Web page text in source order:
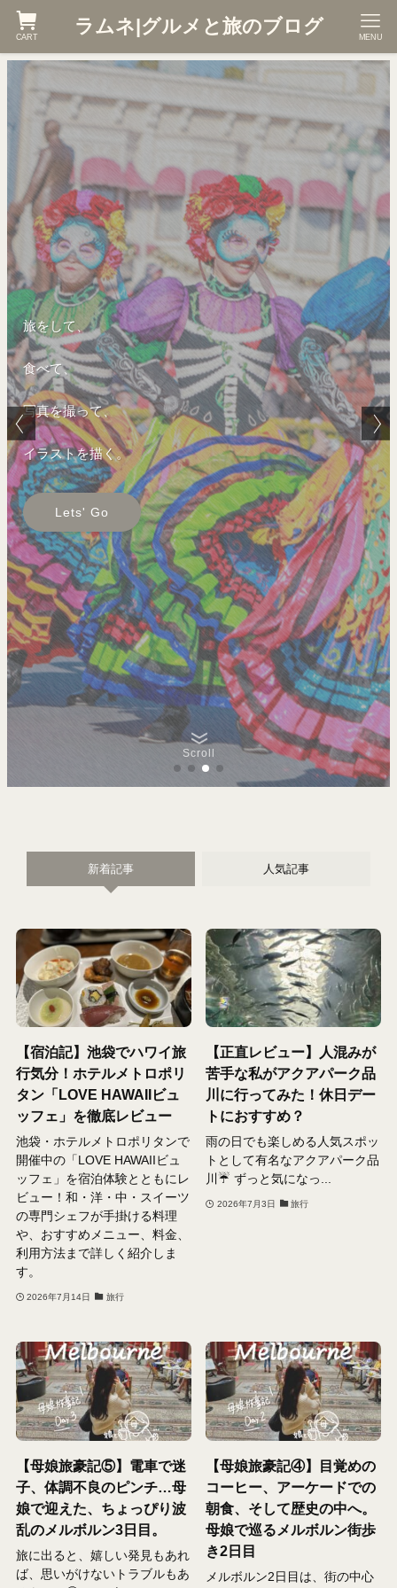
ラムネ|グルメと旅のブログ
CART MENU
旅をして、
食べて、
写真を撮って、
イラストを描く。
Lets' Go
Scroll
新着記事 人気記事
【宿泊記】池袋でハワイ旅
行気分！ホテルメトロポリ
タン「LOVE HAWAIIビュ
ッフェ」を徹底レビュー
池袋・ホテルメトロポリタンで
開催中の「LOVE HAWAIIビュ
ッフェ」を宿泊体験とともにレ
ビュー！和・洋・中・スイーツ
の専門シェフが手掛ける料理
や、おすすめメニュー、料金、
利用方法まで詳しく紹介しま
す。
2026年7月14日 旅行
【正直レビュー】人混みが
苦手な私がアクアパーク品
川に行ってみた！休日デー
トにおすすめ？
雨の日でも楽しめる人気スポッ
トとして有名なアクアパーク品
川☔️ ずっと気になっ...
2026年7月3日 旅行
【母娘旅豪記⑤】電車で迷
子、体調不良のピンチ…母
娘で迎えた、ちょっぴり波
乱のメルボルン3日目。
旅に出ると、嬉しい発見もあれ
ば、思いがけないトラブルもあ
【母娘旅豪記④】目覚めの
コーヒー、アーケードでの
朝食、そして歴史の中へ。
母娘で巡るメルボルン街歩
き2日目
メルボルン2日目は、街の中心